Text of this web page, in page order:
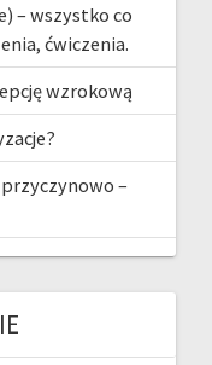
– wszystko co
ćwiczenia.
wzrokową
–